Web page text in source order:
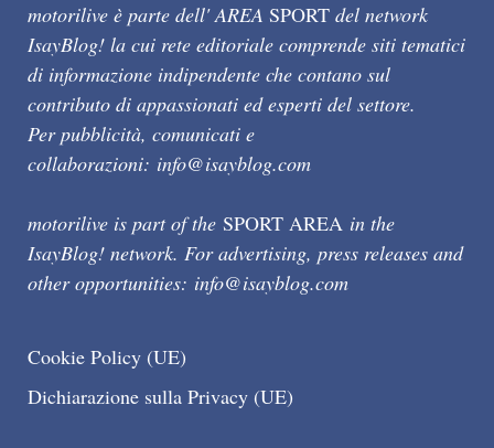
motorilive è parte dell' AREA SPORT del network
IsayBlog! la cui rete editoriale comprende siti tematici
di informazione indipendente che contano sul
contributo di appassionati ed esperti del settore.
Per pubblicità, comunicati e
collaborazioni: info@isayblog.com
motorilive is part of the SPORT AREA in the
IsayBlog! network. For advertising, press releases and
other opportunities: info@isayblog.com
Cookie Policy (UE)
Dichiarazione sulla Privacy (UE)